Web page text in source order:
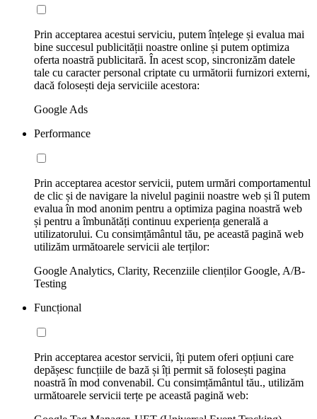
Prin acceptarea acestui serviciu, putem înțelege și evalua mai
bine succesul publicității noastre online și putem optimiza
oferta noastră publicitară. În acest scop, sincronizăm datele
tale cu caracter personal criptate cu următorii furnizori externi,
dacă folosești deja serviciile acestora:
Google Ads
Performance
Prin acceptarea acestor servicii, putem urmări comportamentul
de clic și de navigare la nivelul paginii noastre web și îl putem
evalua în mod anonim pentru a optimiza pagina noastră web
și pentru a îmbunătăți continuu experiența generală a
utilizatorului. Cu consimțământul tău, pe această pagină web
utilizăm următoarele servicii ale terților:
Google Analytics, Clarity, Recenziile clienților Google, A/B-
Testing
Funcțional
Prin acceptarea acestor servicii, îți putem oferi opțiuni care
depășesc funcțiile de bază și îți permit să folosești pagina
noastră în mod convenabil. Cu consimțământul tău., utilizăm
următoarele servicii terțe pe această pagină web: